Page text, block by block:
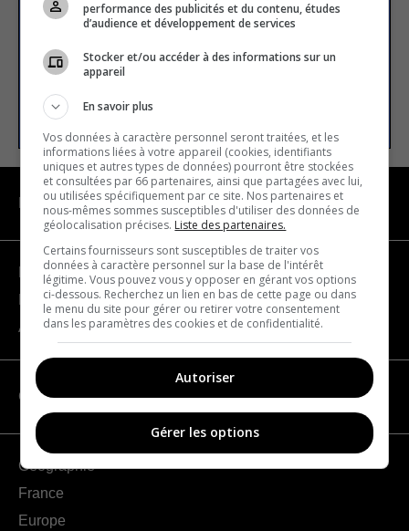
S’INSCRIRE
NAVIGATION
Devenir partenaire
Nous joindre
À propos
CATÉGORIES
Géographie
France
Europe
performance des publicités et du contenu, études
d’audience et développement de services
Stocker et/ou accéder à des informations sur un
appareil
En savoir plus
Vos données à caractère personnel seront traitées, et les
informations liées à votre appareil (cookies, identifiants
uniques et autres types de données) pourront être stockées
et consultées par 66 partenaires, ainsi que partagées avec lui,
ou utilisées spécifiquement par ce site. Nos partenaires et
nous-mêmes sommes susceptibles d'utiliser des données de
géolocalisation précises. Liste des partenaires.
Certains fournisseurs sont susceptibles de traiter vos
données à caractère personnel sur la base de l'intérêt
légitime. Vous pouvez vous y opposer en gérant vos options
ci-dessous. Recherchez un lien en bas de cette page ou dans
le menu du site pour gérer ou retirer votre consentement
dans les paramètres des cookies et de confidentialité.
Autoriser
Gérer les options